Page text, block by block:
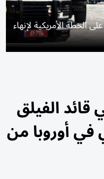
الخطة الأمريكية لإنهاء
قائد الفيلق
في أوروبا من